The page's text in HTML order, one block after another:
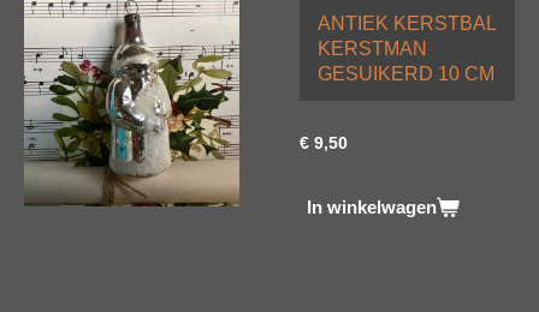
ANTIEK KERSTBAL
KERSTMAN
GESUIKERD 10 CM
€ 9,50
In winkelwagen